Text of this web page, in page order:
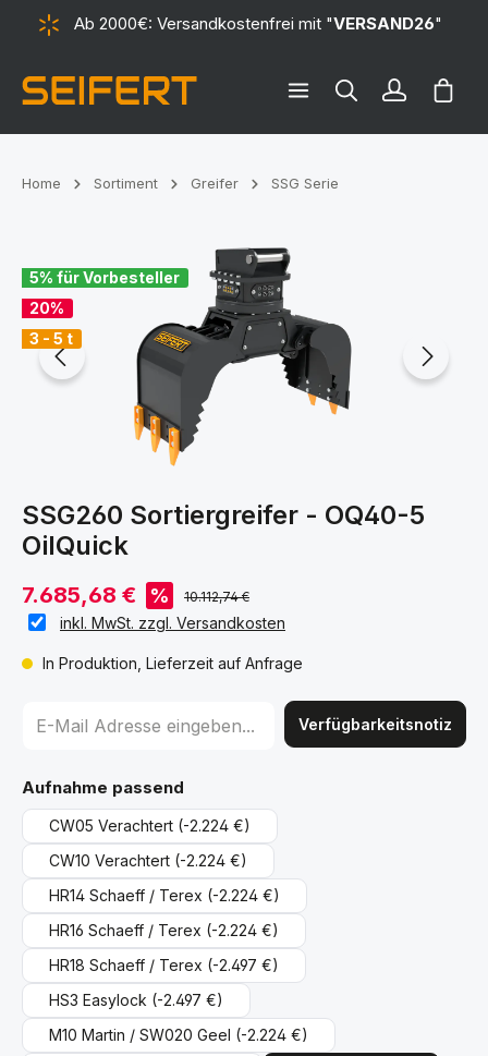
springenAb 2000€: Versandkostenfrei mit "VERSAND26"
Home Sortiment Greifer SSG Serie
5% für Vorbesteller
20%
3 - 5 t
SSG260 Sortiergreifer - OQ40-5
OilQuick
7.685,68 € % 10.112,74 €
inkl. MwSt. zzgl. Versandkosten
In Produktion, Lieferzeit auf Anfrage
Verfügbarkeitsnotiz
Aufnahme passend
CW05 Verachtert (-2.224 €)
CW10 Verachtert (-2.224 €)
HR14 Schaeff / Terex (-2.224 €)
HR16 Schaeff / Terex (-2.224 €)
HR18 Schaeff / Terex (-2.497 €)
HS3 Easylock (-2.497 €)
M10 Martin / SW020 Geel (-2.224 €)